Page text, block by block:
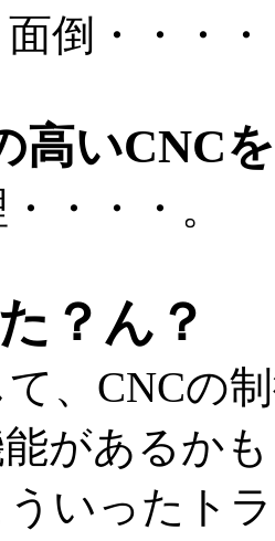
倒・・・
高いCNC
・・・。
？ん？
、CNCの
があるか
いったト